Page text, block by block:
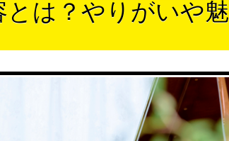
とは？やりがいや魅